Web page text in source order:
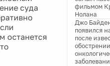
суда
останется
фильмом
Нолана
Джо
появился
после
обострении